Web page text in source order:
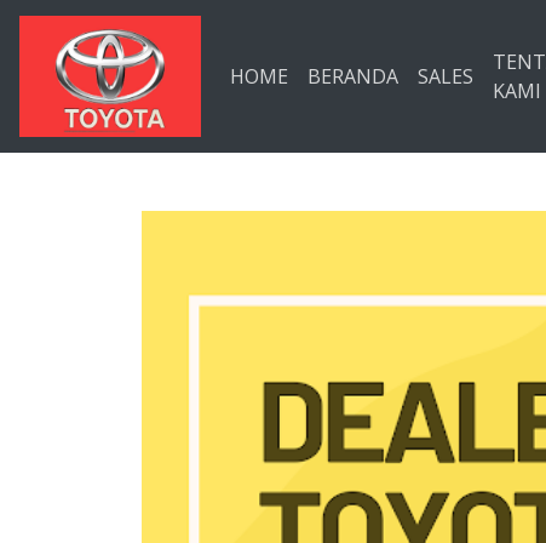
Langsung ke konten utama
HOME BERANDA SALES
KAMI